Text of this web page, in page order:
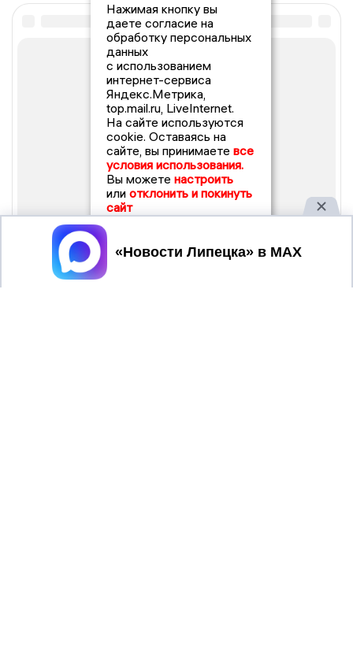
Нажимая кнопку вы
даете согласие на
обработку персональных
данных
с использованием
интернет-сервиса
Яндекс.Метрика,
top.mail.ru, LiveInternet.
На сайте используются
cookie. Оставаясь на
сайте, вы принимаете все
условия использования.
Вы можете настроить
или отклонить и покинуть
сайт
Принять